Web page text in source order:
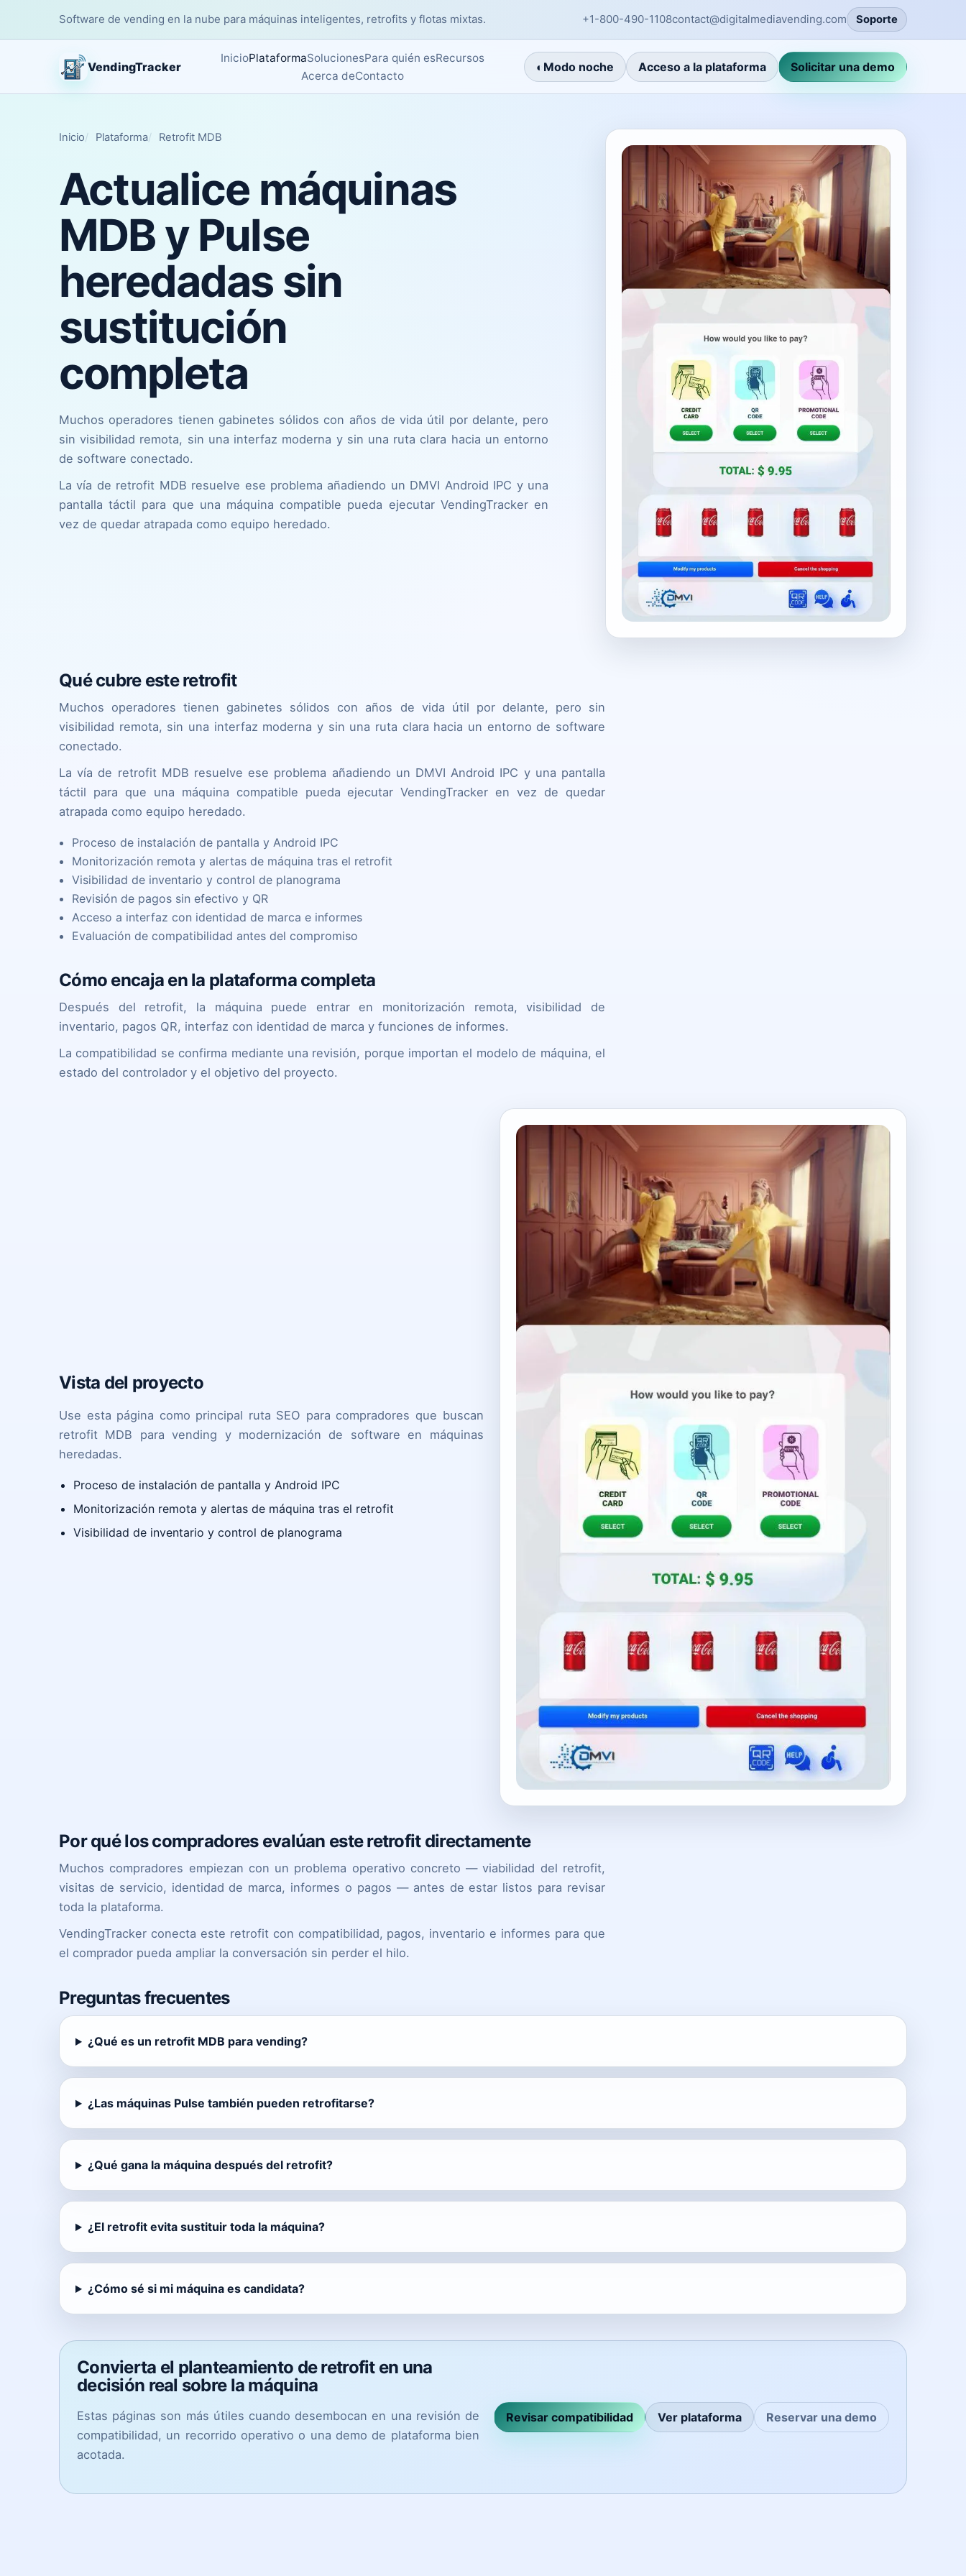
Software de vending en la nube para máquinas inteligentes, retrofits y flotas mixtas. +1-800-490-1108contact@digitalmediavending.com Soporte
VendingTracker
InicioPlataformaSolucionesPara quién esRecursos
Acerca deContacto
◐ Modo noche Acceso a la plataforma Solicitar una demo
Inicio Plataforma Retrofit MDB
Actualice máquinas
MDB y Pulse
heredadas sin
sustitución
completa
Muchos operadores tienen gabinetes sólidos con años de vida útil por delante, pero
sin visibilidad remota, sin una interfaz moderna y sin una ruta clara hacia un entorno
de software conectado.
La vía de retrofit MDB resuelve ese problema añadiendo un DMVI Android IPC y una
pantalla táctil para que una máquina compatible pueda ejecutar VendingTracker en
vez de quedar atrapada como equipo heredado.
Qué cubre este retrofit
Muchos operadores tienen gabinetes sólidos con años de vida útil por delante, pero sin
visibilidad remota, sin una interfaz moderna y sin una ruta clara hacia un entorno de software
conectado.
La vía de retrofit MDB resuelve ese problema añadiendo un DMVI Android IPC y una pantalla
táctil para que una máquina compatible pueda ejecutar VendingTracker en vez de quedar
atrapada como equipo heredado.
Proceso de instalación de pantalla y Android IPC
Monitorización remota y alertas de máquina tras el retrofit
Visibilidad de inventario y control de planograma
Revisión de pagos sin efectivo y QR
Acceso a interfaz con identidad de marca e informes
Evaluación de compatibilidad antes del compromiso
Cómo encaja en la plataforma completa
Después del retrofit, la máquina puede entrar en monitorización remota, visibilidad de
inventario, pagos QR, interfaz con identidad de marca y funciones de informes.
La compatibilidad se confirma mediante una revisión, porque importan el modelo de máquina, el
estado del controlador y el objetivo del proyecto.
Vista del proyecto
Use esta página como principal ruta SEO para compradores que buscan
retrofit MDB para vending y modernización de software en máquinas
heredadas.
Proceso de instalación de pantalla y Android IPC
Monitorización remota y alertas de máquina tras el retrofit
Visibilidad de inventario y control de planograma
Por qué los compradores evalúan este retrofit directamente
Muchos compradores empiezan con un problema operativo concreto — viabilidad del retrofit,
visitas de servicio, identidad de marca, informes o pagos — antes de estar listos para revisar
toda la plataforma.
VendingTracker conecta este retrofit con compatibilidad, pagos, inventario e informes para que
el comprador pueda ampliar la conversación sin perder el hilo.
Preguntas frecuentes
¿Qué es un retrofit MDB para vending?
¿Las máquinas Pulse también pueden retrofitarse?
¿Qué gana la máquina después del retrofit?
¿El retrofit evita sustituir toda la máquina?
¿Cómo sé si mi máquina es candidata?
Convierta el planteamiento de retrofit en una
decisión real sobre la máquina
Estas páginas son más útiles cuando desembocan en una revisión de
compatibilidad, un recorrido operativo o una demo de plataforma bien
acotada.
Revisar compatibilidad Ver plataforma Reservar una demo